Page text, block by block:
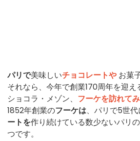
パリで美味しいチョコレートや お菓
それなら、今年で創業170周年を迎
ショコラ・メゾン、 フーケを訪れて
1852年創業のフーケは、パリで5世
ートを作り続けている数少ないパリ
つです。